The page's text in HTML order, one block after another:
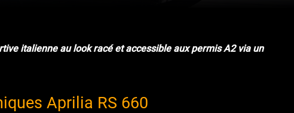
italienne au look racé et accessible aux permis A2 via un
Aprilia RS 660